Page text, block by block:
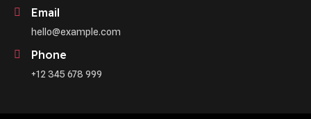
Email
hello@example.com
Phone
+12 345 678 999